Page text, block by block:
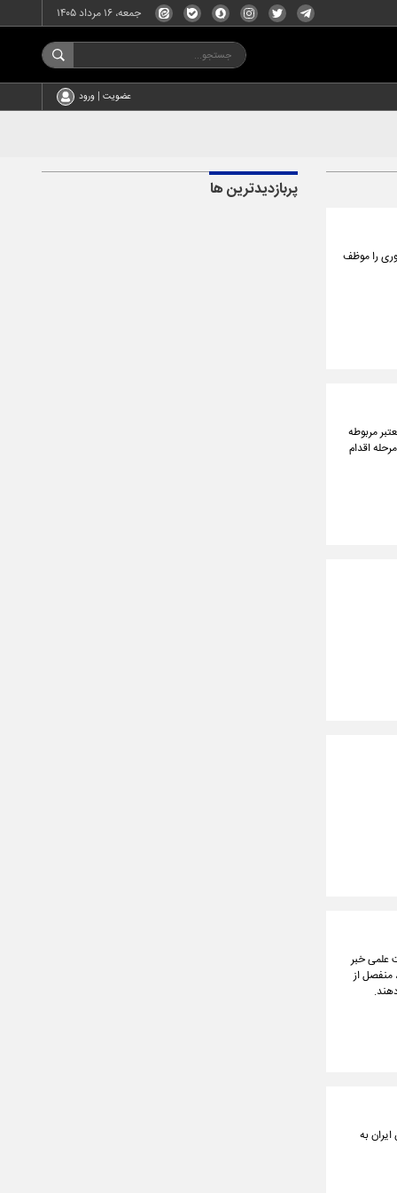
جمعه، ۱۶ مرداد ۱۴۰۵
عضویت | ورود
مدیریت خدمات کشوری را موظف
مربوطه
اقدام
علمی خبر
منفصل از
فرابورس ایران به
پربازدیدترین ها